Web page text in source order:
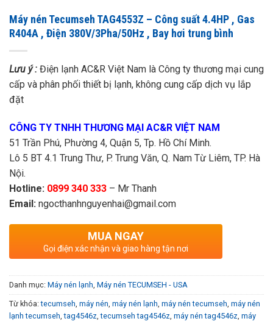
Máy nén Tecumseh TAG4553Z – Công suất 4.4HP , Gas
R404A , Điện 380V/3Pha/50Hz , Bay hơi trung bình
Lưu ý : Điện lạnh AC&R Việt Nam là Công ty thương mại cung
cấp và phân phối thiết bị lạnh, không cung cấp dịch vụ lắp
đặt
CÔNG TY TNHH THƯƠNG MẠI AC&R VIỆT NAM
51 Trần Phú, Phường 4, Quận 5, Tp. Hồ Chí Minh.
Lô 5 BT 4.1 Trung Thư, P. Trung Văn, Q. Nam Từ Liêm, TP. Hà
Nội.
Hotline: 0899 340 333 – Mr Thanh
Email: ngocthanhnguyenhai@gmail.com
MUA NGAY
Gọi điện xác nhận và giao hàng tận nơi
Danh mục: Máy nén lạnh Máy nén TECUMSEH - USA
Từ khóa:tecumseh máy nén máy nén lạnh máy nén tecumseh máy nén
lạnh tecumseh ,tag4546z ,tecumseh tag4546z máy nén tag4546z máy